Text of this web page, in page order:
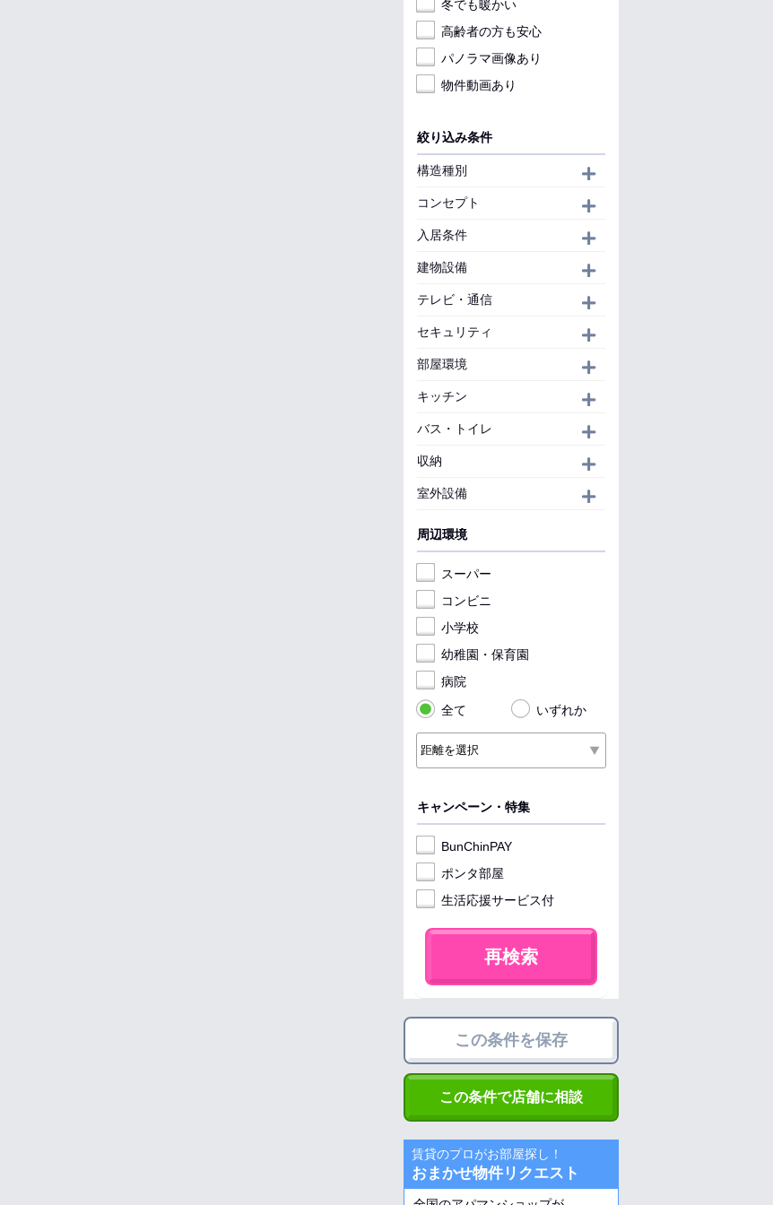
冬でも暖かい
高齢者の方も安心
パノラマ画像あり
物件動画あり
絞り込み条件
構造種別
コンセプト
入居条件
建物設備
テレビ・通信
セキュリティ
部屋環境
キッチン
バス・トイレ
収納
室外設備
周辺環境
スーパー
コンビニ
小学校
幼稚園・保育園
病院
全て
いずれか
キャンペーン・特集
BunChinPAY
ポンタ部屋
生活応援サービス付
再検索
この条件を保存
この条件で店舗に相談
賃貸のプロがお部屋探し！
おまかせ物件リクエスト